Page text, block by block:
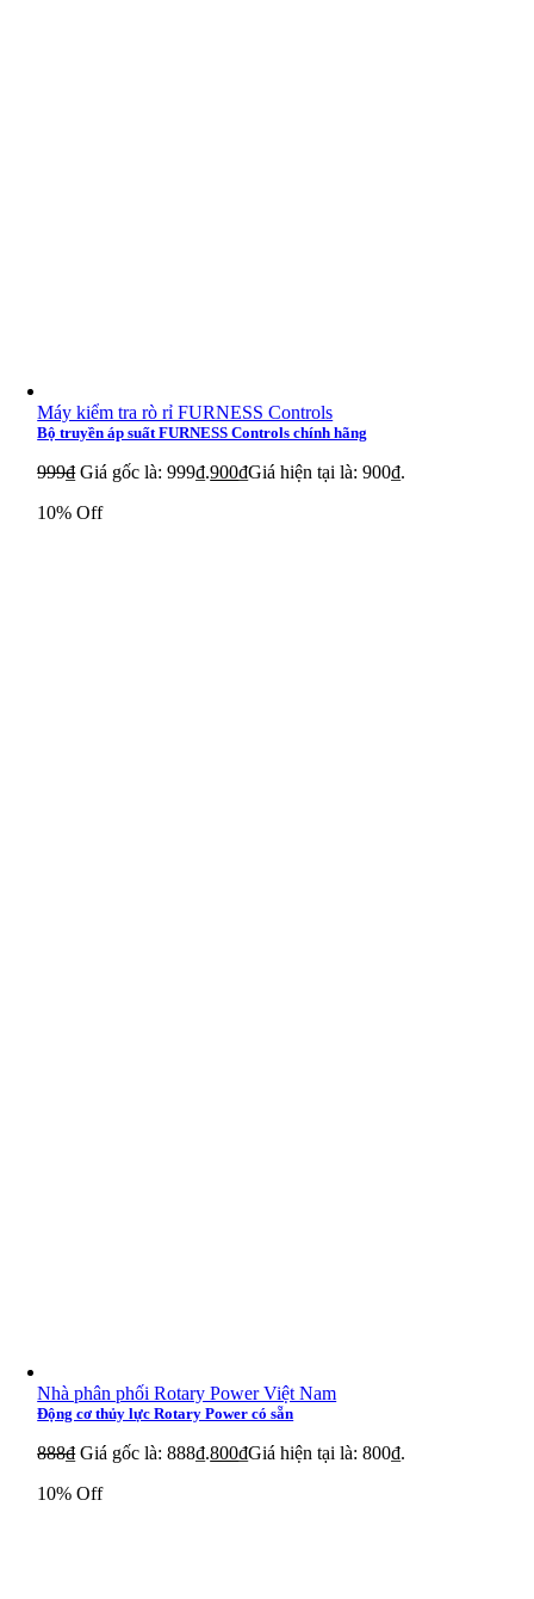
Máy kiểm tra rò rỉ FURNESS Controls
Bộ truyền áp suất FURNESS Controls chính hãng
999₫ Giá gốc là: 999₫.900₫Giá hiện tại là: 900₫.
10% Off
Nhà phân phối Rotary Power Việt Nam
Động cơ thủy lực Rotary Power có sẵn
888₫ Giá gốc là: 888₫.800₫Giá hiện tại là: 800₫.
10% Off